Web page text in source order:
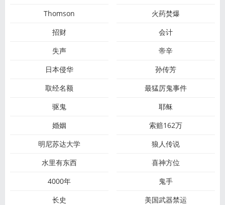
Thomson
火药焚爆
招财
会计
失声
帝辛
日本侵华
孙传芳
取经名额
最猛厉鬼事件
驱鬼
耶稣
婚姻
索赔162万
明尼苏达大学
狼人传说
水里有东西
喜神方位
4000年
鬼手
长史
美国武器禁运